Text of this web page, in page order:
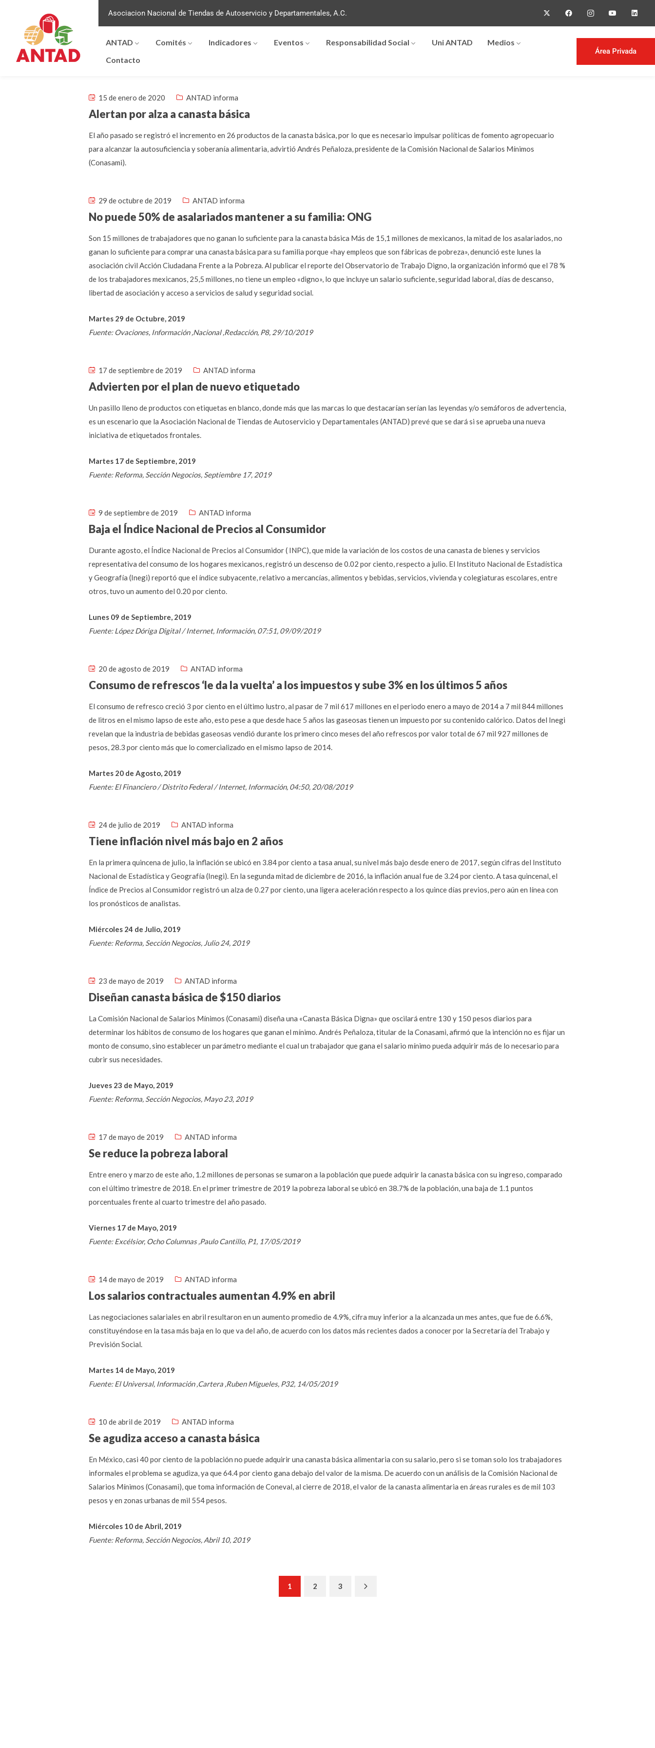
Asociacion Nacional de Tiendas de Autoservicio y Departamentales, A.C.
ANTAD Comités Indicadores Eventos Responsabilidad Social Uni ANTAD
Medios
Contacto
Área Privada
15 de enero de 2020 ANTAD informa
Alertan por alza a canasta básica
El año pasado se registró el incremento en 26 productos de la canasta básica, por lo que es necesario impulsar políticas de fomento agropecuario
para alcanzar la autosuficiencia y soberanía alimentaria, advirtió Andrés Peñaloza, presidente de la Comisión Nacional de Salarios Mínimos
(Conasami).
29 de octubre de 2019 ANTAD informa
No puede 50% de asalariados mantener a su familia: ONG
Son 15 millones de trabajadores que no ganan lo suficiente para la canasta básica Más de 15,1 millones de mexicanos, la mitad de los asalariados, no
ganan lo suficiente para comprar una canasta básica para su familia porque «hay empleos que son fábricas de pobreza», denunció este lunes la
asociación civil Acción Ciudadana Frente a la Pobreza. Al publicar el reporte del Observatorio de Trabajo Digno, la organización informó que el 78 %
de los trabajadores mexicanos, 25,5 millones, no tiene un empleo «digno», lo que incluye un salario suficiente, seguridad laboral, días de descanso,
libertad de asociación y acceso a servicios de salud y seguridad social.
Martes 29 de Octubre, 2019
Fuente: Ovaciones, Información ,Nacional ,Redacción, P8, 29/10/2019
17 de septiembre de 2019 ANTAD informa
Advierten por el plan de nuevo etiquetado
Un pasillo lleno de productos con etiquetas en blanco, donde más que las marcas lo que destacarían serían las leyendas y/o semáforos de advertencia,
es un escenario que la Asociación Nacional de Tiendas de Autoservicio y Departamentales (ANTAD) prevé que se dará si se aprueba una nueva
iniciativa de etiquetados frontales.
Martes 17 de Septiembre, 2019
Fuente: Reforma, Sección Negocios, Septiembre 17, 2019
9 de septiembre de 2019 ANTAD informa
Baja el Índice Nacional de Precios al Consumidor
Durante agosto, el Índice Nacional de Precios al Consumidor ( INPC), que mide la variación de los costos de una canasta de bienes y servicios
representativa del consumo de los hogares mexicanos, registró un descenso de 0.02 por ciento, respecto a julio. El Instituto Nacional de Estadística
y Geografía (Inegi) reportó que el índice subyacente, relativo a mercancías, alimentos y bebidas, servicios, vivienda y colegiaturas escolares, entre
otros, tuvo un aumento del 0.20 por ciento.
Lunes 09 de Septiembre, 2019
Fuente: López Dóriga Digital / Internet, Información, 07:51, 09/09/2019
20 de agosto de 2019 ANTAD informa
Consumo de refrescos ‘le da la vuelta’ a los impuestos y sube 3% en los últimos 5 años
El consumo de refresco creció 3 por ciento en el último lustro, al pasar de 7 mil 617 millones en el periodo enero a mayo de 2014 a 7 mil 844 millones
de litros en el mismo lapso de este año, esto pese a que desde hace 5 años las gaseosas tienen un impuesto por su contenido calórico. Datos del Inegi
revelan que la industria de bebidas gaseosas vendió durante los primero cinco meses del año refrescos por valor total de 67 mil 927 millones de
pesos, 28.3 por ciento más que lo comercializado en el mismo lapso de 2014.
Martes 20 de Agosto, 2019
Fuente: El Financiero / Distrito Federal / Internet, Información, 04:50, 20/08/2019
24 de julio de 2019 ANTAD informa
Tiene inflación nivel más bajo en 2 años
En la primera quincena de julio, la inflación se ubicó en 3.84 por ciento a tasa anual, su nivel más bajo desde enero de 2017, según cifras del Instituto
Nacional de Estadística y Geografía (Inegi). En la segunda mitad de diciembre de 2016, la inflación anual fue de 3.24 por ciento. A tasa quincenal, el
Índice de Precios al Consumidor registró un alza de 0.27 por ciento, una ligera aceleración respecto a los quince días previos, pero aún en línea con
los pronósticos de analistas.
Miércoles 24 de Julio, 2019
Fuente: Reforma, Sección Negocios, Julio 24, 2019
23 de mayo de 2019 ANTAD informa
Diseñan canasta básica de $150 diarios
La Comisión Nacional de Salarios Mínimos (Conasami) diseña una «Canasta Básica Digna» que oscilará entre 130 y 150 pesos diarios para
determinar los hábitos de consumo de los hogares que ganan el mínimo. Andrés Peñaloza, titular de la Conasami, afirmó que la intención no es fijar un
monto de consumo, sino establecer un parámetro mediante el cual un trabajador que gana el salario mínimo pueda adquirir más de lo necesario para
cubrir sus necesidades.
Jueves 23 de Mayo, 2019
Fuente: Reforma, Sección Negocios, Mayo 23, 2019
17 de mayo de 2019 ANTAD informa
Se reduce la pobreza laboral
Entre enero y marzo de este año, 1.2 millones de personas se sumaron a la población que puede adquirir la canasta básica con su ingreso, comparado
con el último trimestre de 2018. En el primer trimestre de 2019 la pobreza laboral se ubicó en 38.7% de la población, una baja de 1.1 puntos
porcentuales frente al cuarto trimestre del año pasado.
Viernes 17 de Mayo, 2019
Fuente: Excélsior, Ocho Columnas ,Paulo Cantillo, P1, 17/05/2019
14 de mayo de 2019 ANTAD informa
Los salarios contractuales aumentan 4.9% en abril
Las negociaciones salariales en abril resultaron en un aumento promedio de 4.9%, cifra muy inferior a la alcanzada un mes antes, que fue de 6.6%,
constituyéndose en la tasa más baja en lo que va del año, de acuerdo con los datos más recientes dados a conocer por la Secretaría del Trabajo y
Previsión Social.
Martes 14 de Mayo, 2019
Fuente: El Universal, Información ,Cartera ,Ruben Migueles, P32, 14/05/2019
10 de abril de 2019 ANTAD informa
Se agudiza acceso a canasta básica
En México, casi 40 por ciento de la población no puede adquirir una canasta básica alimentaria con su salario, pero si se toman solo los trabajadores
informales el problema se agudiza, ya que 64.4 por ciento gana debajo del valor de la misma. De acuerdo con un análisis de la Comisión Nacional de
Salarios Mínimos (Conasami), que toma información de Coneval, al cierre de 2018, el valor de la canasta alimentaria en áreas rurales es de mil 103
pesos y en zonas urbanas de mil 554 pesos.
Miércoles 10 de Abril, 2019
Fuente: Reforma, Sección Negocios, Abril 10, 2019
1 2 3